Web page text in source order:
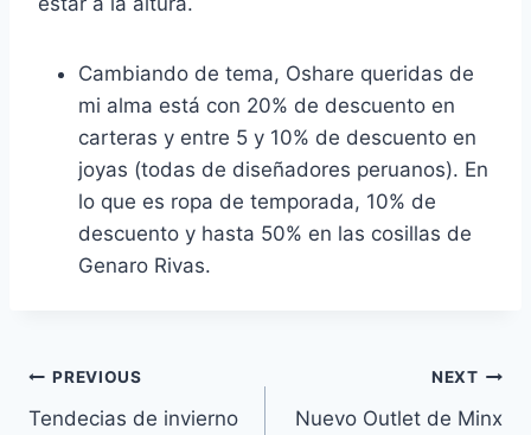
Cambiando de tema, Oshare queridas de
mi alma está con 20% de descuento en
carteras y entre 5 y 10% de descuento en
joyas (todas de diseñadores peruanos). En
lo que es ropa de temporada, 10% de
descuento y hasta 50% en las cosillas de
Genaro Rivas.
Navegación
PREVIOUS
Tendecias de invierno
NEXT
Nuevo Outlet de Minx